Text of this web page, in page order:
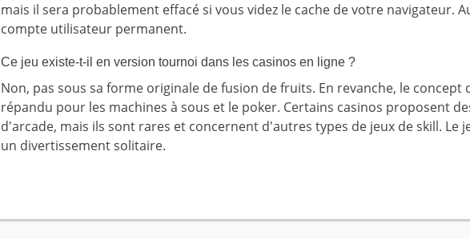
mais il sera probablement effacé si vous videz le cache de votre navigateur.
compte utilisateur permanent.
Ce jeu existe-t-il en version tournoi dans les casinos en ligne ?
Non, pas sous sa forme originale de fusion de fruits. En revanche, le
répandu pour les machines à sous et le poker. Certains casinos proposent
d'arcade, mais ils sont rares et concernent d'autres types de jeux de skill. Le
un divertissement solitaire.